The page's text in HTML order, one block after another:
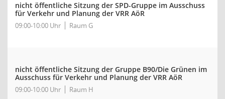
nicht öffentliche Sitzung der SPD-Gruppe im Ausschuss
für Verkehr und Planung der VRR AöR
09:00-10:00 Uhr Raum G
nicht öffentliche Sitzung der Gruppe B90/Die Grünen im
Ausschuss für Verkehr und Planung der VRR AöR
09:00-10:00 Uhr Raum H